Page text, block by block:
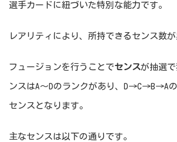
選手カードに紐づいた特別な能力です。
レアリティにより、所持できるセンス数が
フュージョンを行うことでセンスが抽選
ンスはA～Dのランクがあり、D→C→B→A
センスとなります。
主なセンスは以下の通りです。